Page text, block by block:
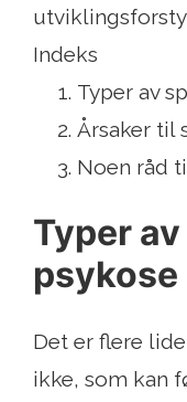
Indeks
Typer av
Årsaker til
Noen råd
Typer
psykose
Det er flere
ikke, som kan